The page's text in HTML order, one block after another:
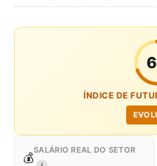
ÍNDICE DE
💰
SALÁRIO REAL DO SETOR